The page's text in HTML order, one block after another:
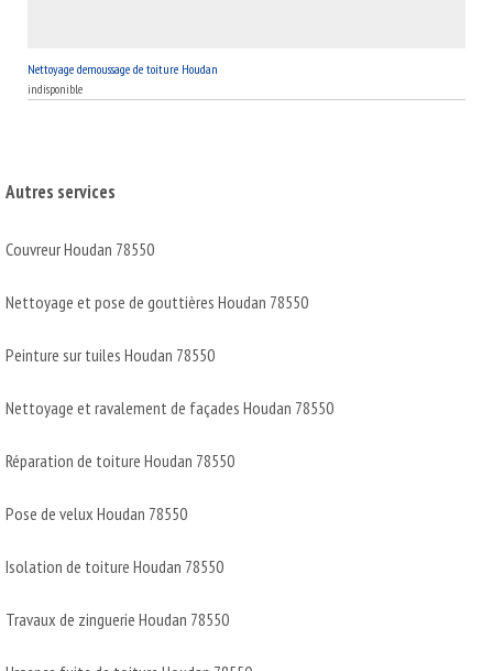
Nettoyage demoussage de toiture Houdan
indisponible
Autres services
Couvreur Houdan 78550
Nettoyage et pose de gouttières Houdan 78550
Peinture sur tuiles Houdan 78550
Nettoyage et ravalement de façades Houdan 78550
Réparation de toiture Houdan 78550
Pose de velux Houdan 78550
Isolation de toiture Houdan 78550
Travaux de zinguerie Houdan 78550